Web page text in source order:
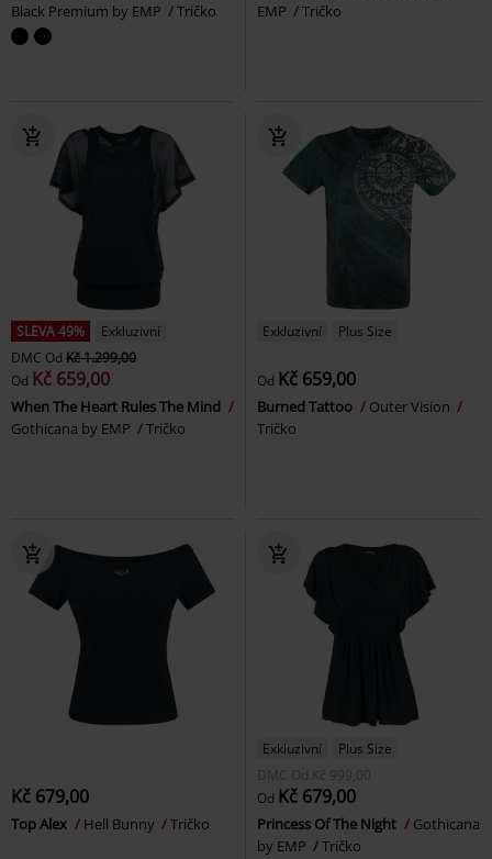
Black Premium by EMP
Tričko
EMP
Tričko
SLEVA 49%
Exkluzivní
DMC Od Kč 1.299,00
Od Kč 659,00
When The Heart Rules The Mind
Gothicana by EMP
Tričko
Exkluzivní Plus Size
Od Kč 659,00
Burned Tattoo
Outer Vision
Tričko
Kč 679,00
Top Alex Hell Bunny Tričko
Exkluzivní
Plus Size
DMC Od Kč 999,00
Od Kč 679,00
Princess Of The Night
Gothicana
by EMP
Tričko